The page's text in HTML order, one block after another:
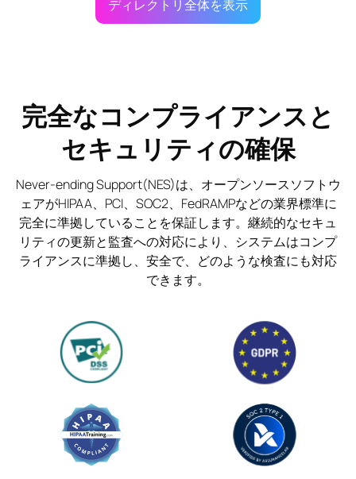
ディレクトリ全体を表示
完全なコンプライアンスと
セキュリティの確保
Never-ending Support(NES)は、オープンソースソフトウ
ェアがHIPAA、PCI、SOC2、FedRAMPなどの業界標準に
完全に準拠していることを保証します。継続的なセキュ
リティの更新と監査への対応により、システムはコンプ
ライアンスに準拠し、安全で、どのような検査にも対応
できます。